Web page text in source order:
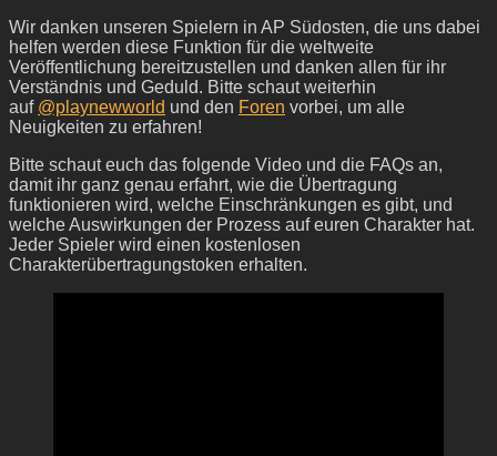
Wir danken unseren Spielern in AP Südosten, die uns dabei
helfen werden diese Funktion für die weltweite
Veröffentlichung bereitzustellen und danken allen für ihr
Verständnis und Geduld. Bitte schaut weiterhin
auf @playnewworld und den Foren vorbei, um alle
Neuigkeiten zu erfahren!
Bitte schaut euch das folgende Video und die FAQs an,
damit ihr ganz genau erfahrt, wie die Übertragung
funktionieren wird, welche Einschränkungen es gibt, und
welche Auswirkungen der Prozess auf euren Charakter hat.
Jeder Spieler wird einen kostenlosen
Charakterübertragungstoken erhalten.